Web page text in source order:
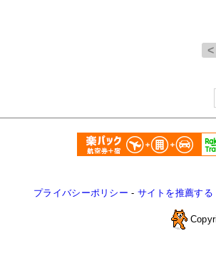
プライバシーポリシー - サイトを推薦する